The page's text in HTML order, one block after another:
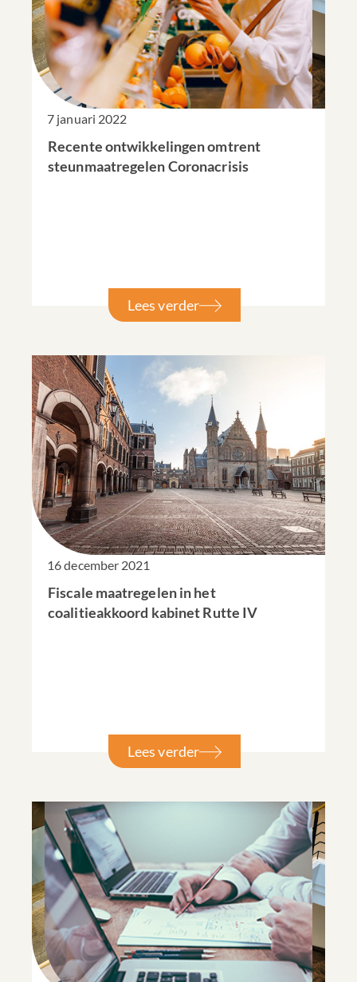
7 januari 2022
Recente ontwikkelingen omtrent
steunmaatregelen Coronacrisis
Lees verder
16 december 2021
Fiscale maatregelen in het
coalitieakkoord kabinet Rutte IV
Lees verder